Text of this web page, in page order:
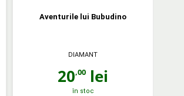
Aventurile lui Bubudino
DIAMANT
20,00 lei
în stoc